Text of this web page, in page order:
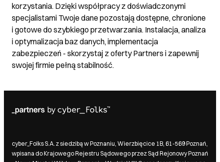
korzystania. Dzięki współpracy z doświadczonymi
specjalistami Twoje dane pozostają dostępne, chronione
i gotowe do szybkiego przetwarzania. Instalacja, analiza
i optymalizacja baz danych, implementacja
zabezpieczeń - skorzystaj z oferty Partners i zapewnij
swojej firmie pełną stabilność.
cyber_Folks S.A. z siedzibą w Poznaniu, Wierzbięcice 1B, 61-569 Poznań,
wpisana do Krajowego Rejestru Sądowego przez Sąd Rejonowy Poznań